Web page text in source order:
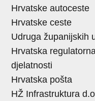
Hrvatske autoceste
Hrvatske ceste
Udruga županijskih
Hrvatska
djelatnosti
Hrvatska pošta
HŽ Infrastruktura